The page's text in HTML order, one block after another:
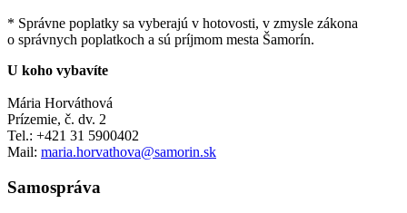
* Správne poplatky sa vyberajú v hotovosti, v zmysle zákona
o správnych poplatkoch a sú príjmom mesta Šamorín.
U koho vybavíte
Mária Horváthová
Prízemie, č. dv. 2
Tel.: +421 31 5900402
Mail: maria.horvathova@samorin.sk
Samospráva